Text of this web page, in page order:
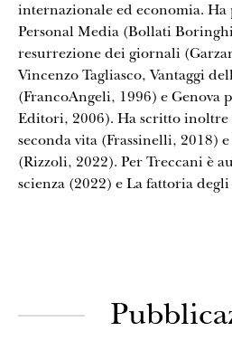
internazionale ed economia. Ha
Personal Media (Bollati
resurrezione dei giornali
Vincenzo Tagliasco, Vantaggi
(FrancoAngeli, 1996) e
Editori, 2006). Ha scritto inoltre
seconda vita (Frassinelli, 2018)
(Rizzoli, 2022). Per Treccani è
scienza (2022) e La fattoria